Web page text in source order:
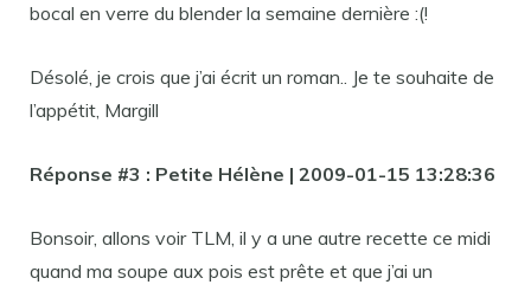
bocal en verre du blender la semaine dernière :(!
Désolé, je crois que j’ai écrit un roman.. Je te souhaite de
l’appétit, Margill
Réponse #3 : Petite Hélène | 2009-01-15 13:28:36
Bonsoir, allons voir TLM, il y a une autre recette ce midi
quand ma soupe aux pois est prête et que j’ai un